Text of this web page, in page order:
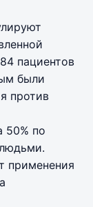
пациентов
были
против
50% по
применения